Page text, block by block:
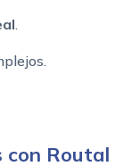
con Routal